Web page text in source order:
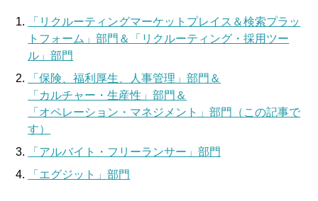
「リクルーティングマーケットプレイス＆検索プラッ
トフォーム」部門＆「リクルーティング・採用ツー
ル」部門
「保険、福利厚生、人事管理」部門＆
「カルチャー・生産性」部門＆
「オペレーション・マネジメント」部門（この記事で
す）
「アルバイト・フリーランサー」部門
「エグジット」部門